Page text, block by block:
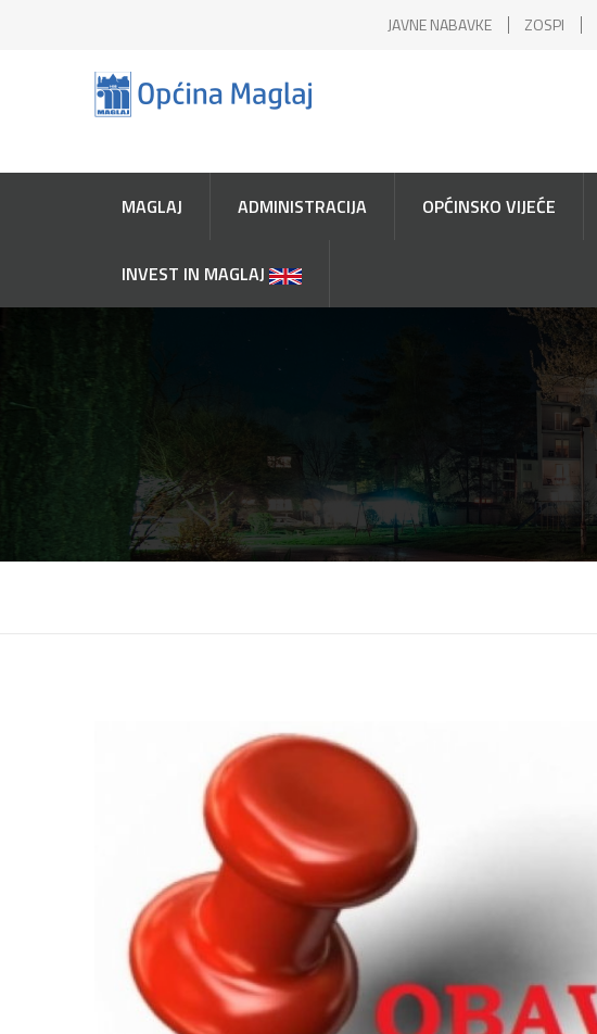
JAVNE NABAVKE ZOSPI
MAGLAJ ADMINISTRACIJA OPĆINSKO VIJEĆE
INVEST IN MAGLAJ